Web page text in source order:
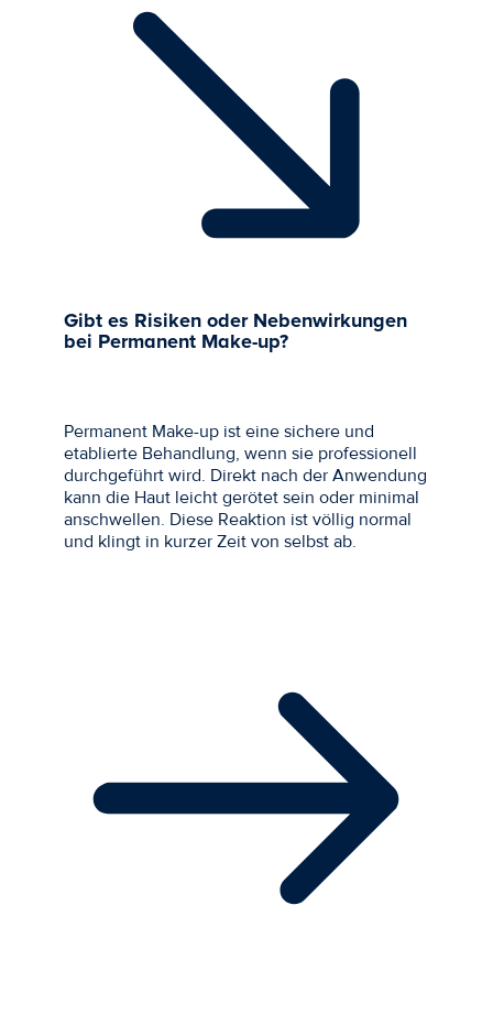
Gibt es Risiken oder Nebenwirkungen
bei Permanent Make-up?
Permanent Make-up ist eine sichere und
etablierte Behandlung, wenn sie professionell
durchgeführt wird. Direkt nach der Anwendung
kann die Haut leicht gerötet sein oder minimal
anschwellen. Diese Reaktion ist völlig normal
und klingt in kurzer Zeit von selbst ab.